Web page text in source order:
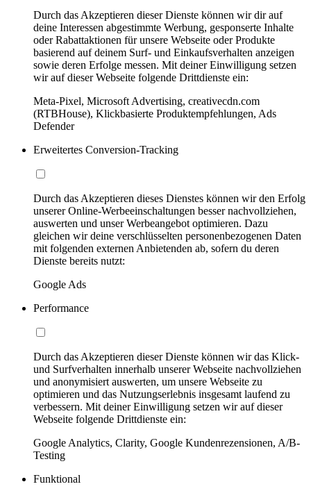
Durch das Akzeptieren dieser Dienste können wir dir auf
deine Interessen abgestimmte Werbung, gesponserte Inhalte
oder Rabattaktionen für unsere Webseite oder Produkte
basierend auf deinem Surf- und Einkaufsverhalten anzeigen
sowie deren Erfolge messen. Mit deiner Einwilligung setzen
wir auf dieser Webseite folgende Drittdienste ein:
Meta-Pixel, Microsoft Advertising, creativecdn.com
(RTBHouse), Klickbasierte Produktempfehlungen, Ads
Defender
Erweitertes Conversion-Tracking
Durch das Akzeptieren dieses Dienstes können wir den Erfolg
unserer Online-Werbeeinschaltungen besser nachvollziehen,
auswerten und unser Werbeangebot optimieren. Dazu
gleichen wir deine verschlüsselten personenbezogenen Daten
mit folgenden externen Anbietenden ab, sofern du deren
Dienste bereits nutzt:
Google Ads
Performance
Durch das Akzeptieren dieser Dienste können wir das Klick-
und Surfverhalten innerhalb unserer Webseite nachvollziehen
und anonymisiert auswerten, um unsere Webseite zu
optimieren und das Nutzungserlebnis insgesamt laufend zu
verbessern. Mit deiner Einwilligung setzen wir auf dieser
Webseite folgende Drittdienste ein:
Google Analytics, Clarity, Google Kundenrezensionen, A/B-
Testing
Funktional